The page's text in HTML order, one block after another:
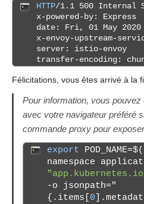
HTTP/1.1 500 Internal
x-powered-by: Express
date: Fri, 01 May 2020
x-envoy-upstream-
server: istio-envoy
transfer-encoding:
Félicitations, vous êtes arrivé à la
Pour information, vous
avec votre navigateur préféré
commande proxy pour
export POD_NAME=$(
namespace
-o jsonpath="
{.items[ 0